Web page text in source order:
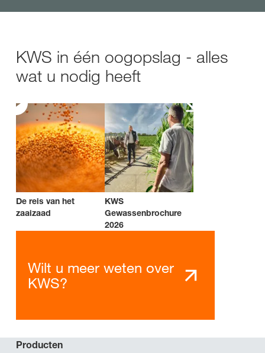
KWS in één oogopslag - alles
wat u nodig heeft
De reis van het
zaaizaad
KWS
Gewassenbrochure
2026
Wilt u meer weten over
KWS?
Producten